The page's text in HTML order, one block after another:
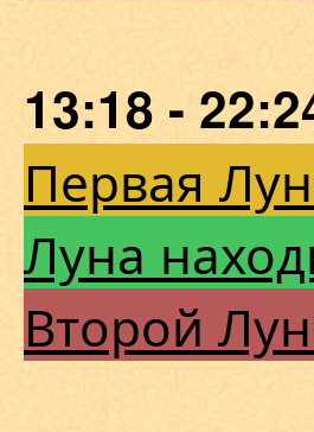
13:18 -
Первая
Луна
Второй